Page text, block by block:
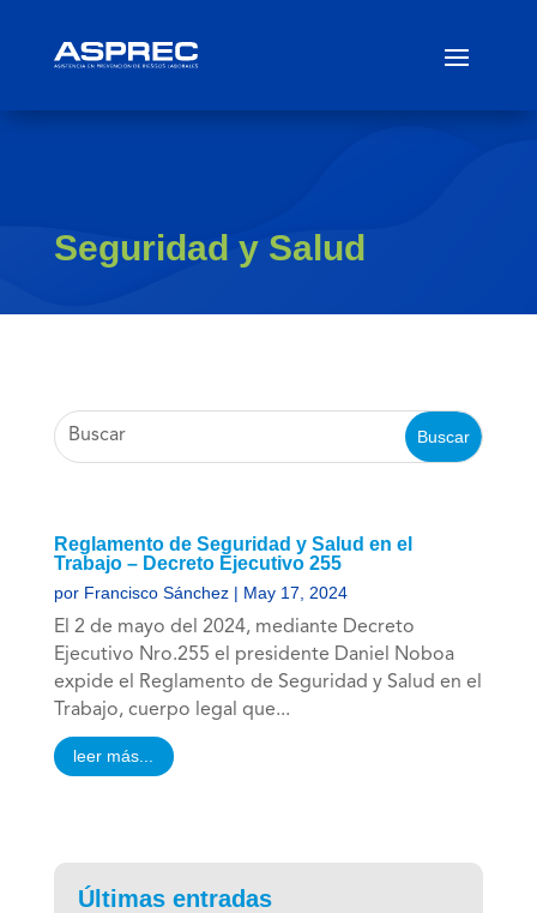
Seguridad y Salud
Reglamento de Seguridad y Salud en el
Trabajo – Decreto Ejecutivo 255
por Francisco Sánchez| May 17, 2024
El 2 de mayo del 2024, mediante Decreto
Ejecutivo Nro.255 el presidente Daniel Noboa
expide el Reglamento de Seguridad y Salud en el
Trabajo, cuerpo legal que...
leer más...
Últimas entradas